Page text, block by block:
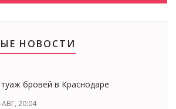
НОВОСТИ
бровей в Краснодаре
20:04